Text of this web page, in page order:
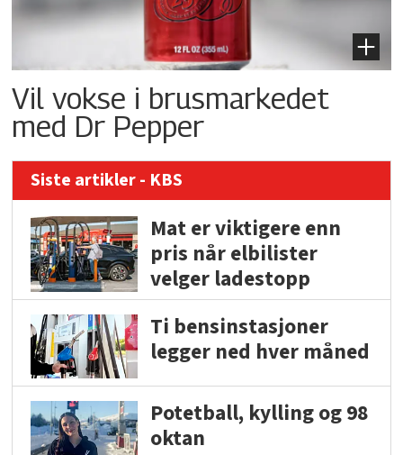
Vil vokse i brusmarkedet
med Dr Pepper
Siste artikler - KBS
Mat er viktigere enn
pris når elbilister
velger ladestopp
Ti bensinstasjoner
legger ned hver måned
Potetball, kylling og 98
oktan